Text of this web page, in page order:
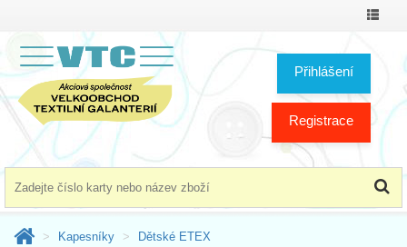
Přihlášení
Registrace
Kapesníky
Dětské ETEX